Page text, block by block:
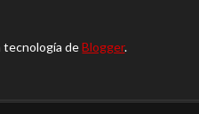
tecnología deBlogger.